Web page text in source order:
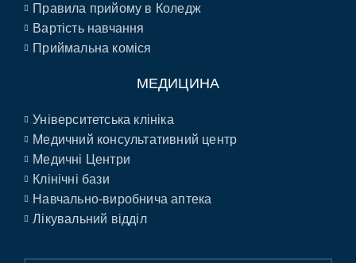
Правила прийому в Коледж
Вартість навчання
Приймальна коміся
МЕДИЦИНА
Університетська клініка
Медичний консультативний центр
Медичні Центри
Клінічні бази
Навчально-виробнича аптека
Лікувальний відділ